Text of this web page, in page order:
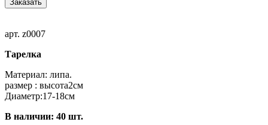
Заказать
арт. z0007
Тарелка
Материал: липа.
размер : высота2cм
Диаметр:17-18см
В наличии: 40 шт.